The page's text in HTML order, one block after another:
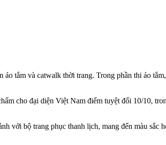
tắm và catwalk thời trang. Trong phần thi áo
cho đại diện Việt Nam điểm tuyệt đối 10/10,
với bộ trang phục thanh lịch, mang đến màu sắc